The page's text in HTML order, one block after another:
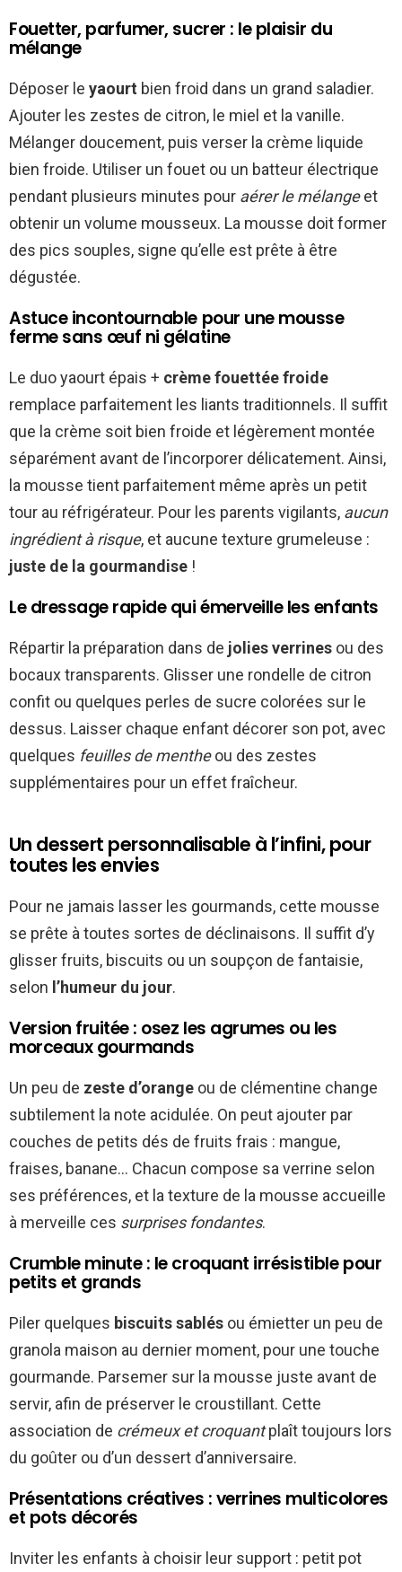
Fouetter, parfumer, sucrer : le plaisir du
mélange
Déposer le yaourt bien froid dans un grand saladier.
Ajouter les zestes de citron, le miel et la vanille.
Mélanger doucement, puis verser la crème liquide
bien froide. Utiliser un fouet ou un batteur électrique
pendant plusieurs minutes pour aérer le mélangeet
obtenir un volume mousseux. La mousse doit former
des pics souples, signe qu’elle est prête à être
dégustée.
Astuce incontournable pour une mousse
ferme sans œuf ni gélatine
Le duo yaourt épais + crème fouettée froide
remplace parfaitement les liants traditionnels. Il suffit
que la crème soit bien froide et légèrement montée
séparément avant de l’incorporer délicatement. Ainsi,
la mousse tient parfaitement même après un petit
tour au réfrigérateur. Pour les parents vigilants, aucun
ingrédient à risque, et aucune texture grumeleuse :
juste de la gourmandise !
Le dressage rapide qui émerveille les enfants
Répartir la préparation dans de jolies verrines ou des
bocaux transparents. Glisser une rondelle de citron
confit ou quelques perles de sucre colorées sur le
dessus. Laisser chaque enfant décorer son pot, avec
quelques feuilles de mentheou des zestes
supplémentaires pour un effet fraîcheur.
Un dessert personnalisable à l’infini, pour
toutes les envies
Pour ne jamais lasser les gourmands, cette mousse
se prête à toutes sortes de déclinaisons. Il suffit d’y
glisser fruits, biscuits ou un soupçon de fantaisie,
selon l’humeur du jour.
Version fruitée : osez les agrumes ou les
morceaux gourmands
Un peu de zeste d’orange ou de clémentine change
subtilement la note acidulée. On peut ajouter par
couches de petits dés de fruits frais : mangue,
fraises, banane… Chacun compose sa verrine selon
ses préférences, et la texture de la mousse accueille
à merveille ces surprises fondantes.
Crumble minute : le croquant irrésistible pour
petits et grands
Piler quelques biscuits sablés ou émietter un peu de
granola maison au dernier moment, pour une touche
gourmande. Parsemer sur la mousse juste avant de
servir, afin de préserver le croustillant. Cette
association de crémeux et croquantplaît toujours lors
du goûter ou d’un dessert d’anniversaire.
Présentations créatives : verrines multicolores
et pots décorés
Inviter les enfants à choisir leur support : petit pot